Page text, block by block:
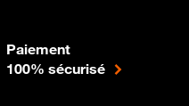
Paiement
100% sécurisé